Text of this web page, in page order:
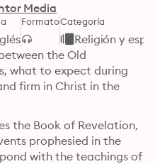
Media
FormatoCategoría
Religión y
the Old
what to expect during
firm in Christ in the
the Book of Revelation,
prophesied in the
with the teachings of